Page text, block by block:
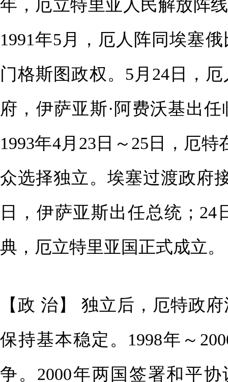
年，厄立特里亚人民解放阵
1991年5月，厄人阵同埃塞
门格斯图政权。5月24日，
府，伊萨亚斯·阿费沃基出
1993年4月23日～25日，厄
众选择独立。埃塞过渡政府
日，伊萨亚斯出任总统；
典，厄立特里亚国正式成立。
【政 治】 独立后，厄特政
保持基本稳定。1998年～
争。2000年两国签署和平